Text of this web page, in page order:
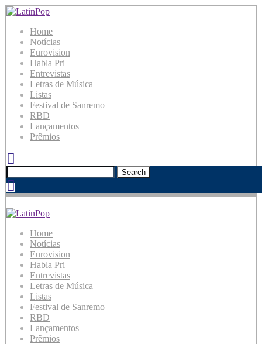
Home
Notícias
Eurovision
Habla Pri
Entrevistas
Letras de Música
Listas
Festival de Sanremo
RBD
Lançamentos
Prêmios
Search
Home
Notícias
Eurovision
Habla Pri
Entrevistas
Letras de Música
Listas
Festival de Sanremo
RBD
Lançamentos
Prêmios